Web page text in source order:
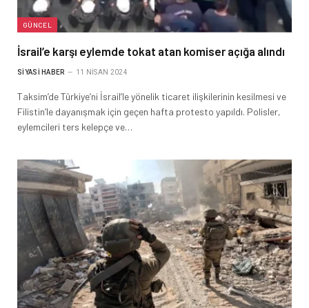
GÜNCEL
İsrail’e karşı eylemde tokat atan komiser açığa alındı
SIYASI HABER 11 NISAN 2024
Taksim’de Türkiye’ni İsrail’le yönelik ticaret ilişkilerinin kesilmesi ve
Filistin’le dayanışmak için geçen hafta protesto yapıldı. Polisler,
eylemcileri ters kelepçe ve…